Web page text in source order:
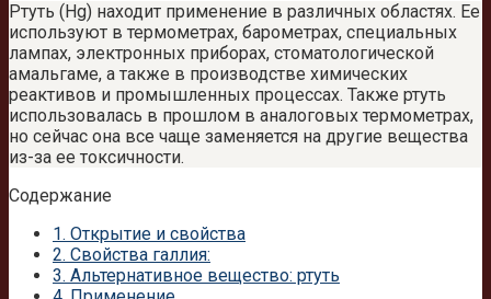
Ртуть (Hg) находит применение в различных областях. Ее
используют в термометрах, барометрах, специальных
лампах, электронных приборах, стоматологической
амальгаме, а также в производстве химических
реактивов и промышленных процессах. Также ртуть
использовалась в прошлом в аналоговых термометрах,
но сейчас она все чаще заменяется на другие вещества
из-за ее токсичности.
Содержание
1. Открытие и свойства
2. Свойства галлия:
3. Альтернативное вещество: ртуть